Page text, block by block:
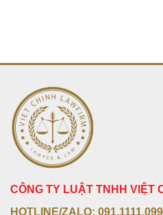
CÔNG TY LUẬT TNHH VIỆT
HOTLINE/ZALO: